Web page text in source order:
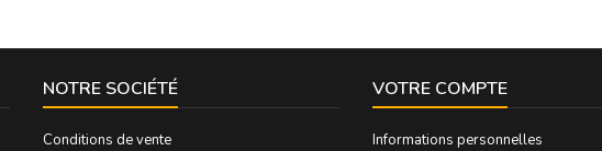
NOTRE SOCIÉTÉ
Conditions de vente
VOTRE COMPTE
Informations personnelles